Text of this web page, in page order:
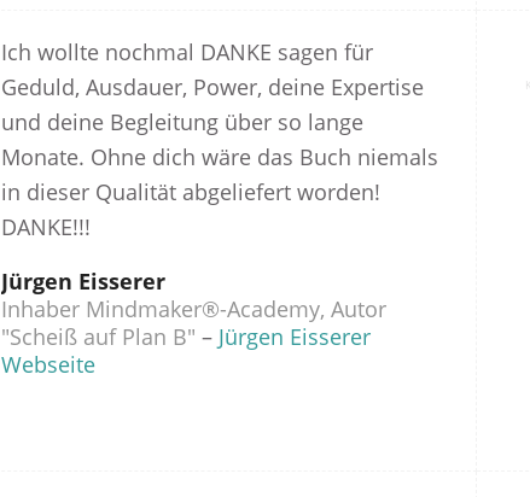
Ich wollte nochmal DANKE sagen für
Geduld, Ausdauer, Power, deine Expertise
und deine Begleitung über so lange
Monate. Ohne dich wäre das Buch niemals
in dieser Qualität abgeliefert worden!
DANKE!!!
Jürgen Eisserer
Inhaber Mindmaker®-Academy, Autor
"Scheiß auf Plan B" – Jürgen Eisserer
Webseite